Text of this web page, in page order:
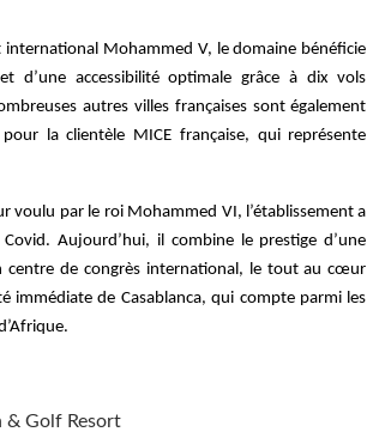
Mohammed V, le domaine bénéficie
d’une accessibilité optimale grâce à dix vols
autres villes françaises sont également
la clientèle MICE française, qui représente
voulu par le roi Mohammed VI, l’établissement a
Aujourd’hui, il combine le prestige d’une
centre de congrès international, le tout au cœur
immédiate de Casablanca, qui compte parmi les
& Golf Resort